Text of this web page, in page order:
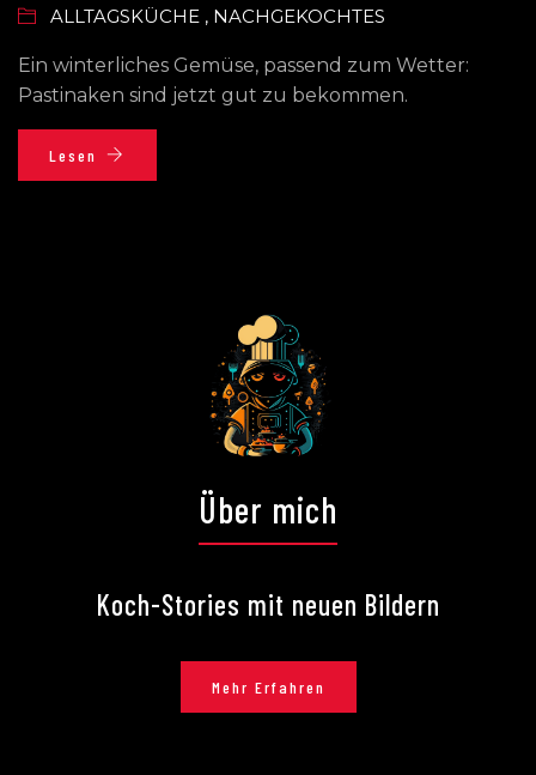
ALLTAGSKÜCHE , NACHGEKOCHTES
Ein winterliches Gemüse, passend zum Wetter:
Pastinaken sind jetzt gut zu bekommen.
Lesen
Über mich
Koch-Stories mit neuen Bildern
Mehr Erfahren